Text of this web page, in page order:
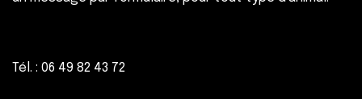
Tél. : 06 49 82 43 72